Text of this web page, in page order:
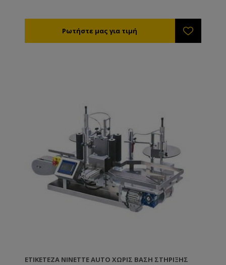
ΕΤΙΚΕΤΈΖΑ NINETTE AUTO ΧΩΡΙΣ ΒΆΣΗ ΣΤΉΡΙΞΗΣ